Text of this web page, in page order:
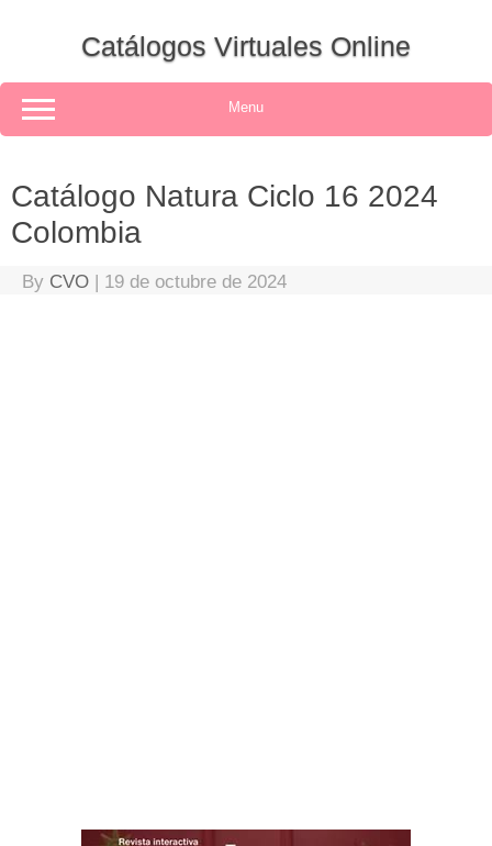
Catálogos Virtuales Online
Menu
Catálogo Natura Ciclo 16 2024
Colombia
By CVO | 19 de octubre de 2024